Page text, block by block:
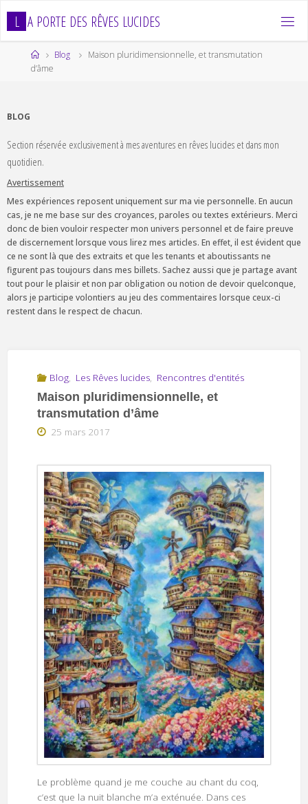
L A PORTE DES RÊVES LUCIDES
HomeBlog
Maison pluridimensionnelle, et transmutation
d’âme
BLOG
Section réservée exclusivement à mes aventures en rêves lucides et dans mon
quotidien.
Avertissement
Mes expériences reposent uniquement sur ma vie personnelle. En aucun
cas, je ne me base sur des croyances, paroles ou textes extérieurs. Merci
donc de bien vouloir respecter mon univers personnel et de faire preuve
de discernement lorsque vous lirez mes articles. En effet, il est évident que
ce ne sont là que des extraits et que les tenants et aboutissants ne
figurent pas toujours dans mes billets. Sachez aussi que je partage avant
tout pour le plaisir et non par obligation ou notion de devoir quelconque,
alors je participe volontiers au jeu des commentaires lorsque ceux-ci
restent dans le respect de chacun.
Blog, Les Rêves lucides, Rencontres d'entités
Maison pluridimensionnelle, et
transmutation d’âme
25 mars 2017
Le problème quand je me couche au chant du coq,
c’est que la nuit blanche m’a exténuée. Dans ces